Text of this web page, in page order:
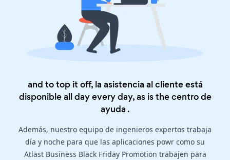
and to top it off, la asistencia al cliente está
disponible all day every day, as is thecentro de
ayuda .
Además, nuestro equipo de ingenieros expertos trabaja
día y noche para que las aplicaciones powr como su
Atlast Business Black Friday Promotion trabajen para